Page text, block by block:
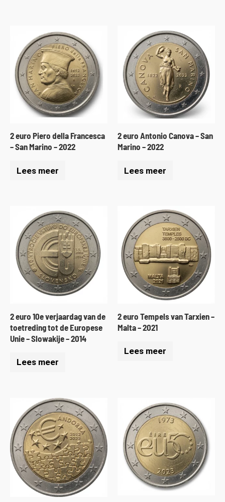
2 euro Piero della Francesca
– San Marino – 2022
Lees meer
2 euro Antonio Canova – San
Marino – 2022
Lees meer
2 euro 10e verjaardag van de
toetreding tot de Europese
Unie – Slowakije – 2014
Lees meer
2 euro Tempels van Tarxien –
Malta – 2021
Lees meer